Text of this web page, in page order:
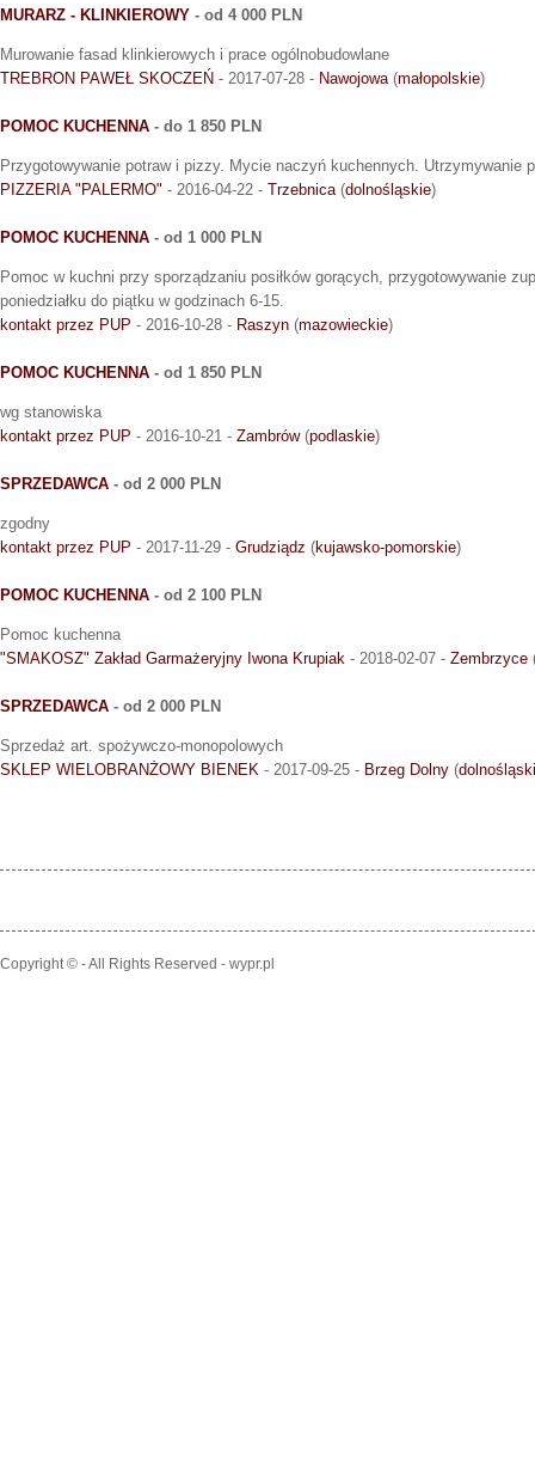
MURARZ - KLINKIEROWY - od 4 000 PLN
Murowanie fasad klinkierowych i prace ogólnobudowlane
TREBRON PAWEŁ SKOCZEŃ - 2017-07-28 - Nawojowa(małopolskie)
POMOC KUCHENNA - do 1 850 PLN
Przygotowywanie potraw i pizzy. Mycie naczyń kuchennych. Utrzymywanie
PIZZERIA "PALERMO" - 2016-04-22 - Trzebnica(dolnośląskie)
POMOC KUCHENNA - od 1 000 PLN
Pomoc w kuchni przy sporządzaniu posiłków gorących, przygotowywanie
poniedziałku do piątku w godzinach 6-15.
kontakt przez PUP - 2016-10-28 - Raszyn (mazowieckie)
POMOC KUCHENNA - od 1 850 PLN
wg stanowiska
kontakt przez PUP - 2016-10-21 - Zambrów(podlaskie)
SPRZEDAWCA - od 2 000 PLN
zgodny
kontakt przez PUP - 2017-11-29 - Grudziądz (kujawsko-pomorskie)
POMOC KUCHENNA - od 2 100 PLN
Pomoc kuchenna
"SMAKOSZ" Zakład Garmażeryjny Iwona Krupiak - 2018-02-07 - Zembrzyce
SPRZEDAWCA - od 2 000 PLN
Sprzedaż art. spożywczo-monopolowych
SKLEP WIELOBRANŻOWY BIENEK - 2017-09-25 - Brzeg Dolny (
Copyright © - All Rights Reserved - wypr.pl